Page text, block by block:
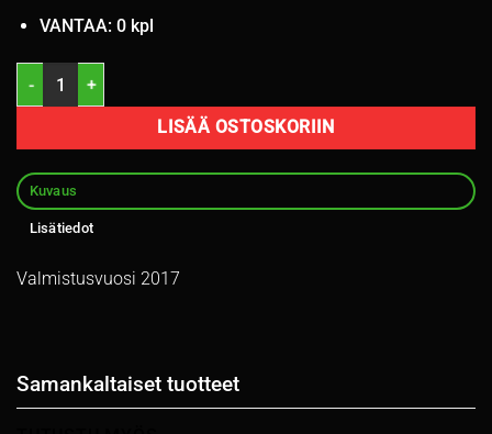
VANTAA: 0 kpl
195/65R15 Cordiant Snowcross 91T nasta 8mm / 3V32 määrä
LISÄÄ OSTOSKORIIN
Kuvaus
Lisätiedot
Valmistusvuosi 2017
Samankaltaiset tuotteet